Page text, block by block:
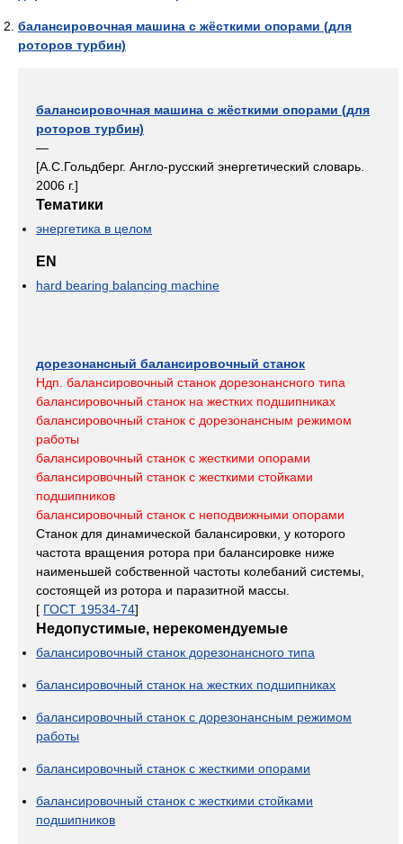
балансировочная машина с жёсткими опорами (для
роторов турбин)
балансировочная машина с жёсткими опорами (для
роторов турбин)
—
[А.С.Гольдберг. Англо-русский энергетический словарь.
2006 г.]
Тематики
энергетика в целом
EN
hard bearing balancing machine
дорезонансный балансировочный станок
Ндп. балансировочный станок дорезонансного типа
балансировочный станок на жестких подшипниках
балансировочный станок с дорезонансным режимом
работы
балансировочный станок с жесткими опорами
балансировочный станок с жесткими стойками
подшипников
балансировочный станок с неподвижными опорами
Станок для динамической балансировки, у которого
частота вращения ротора при балансировке ниже
наименьшей собственной частоты колебаний системы,
состоящей из ротора и паразитной массы.
[ ГОСТ 19534-74]
Недопустимые, нерекомендуемые
балансировочный станок дорезонансного типа
балансировочный станок на жестких подшипниках
балансировочный станок с дорезонансным режимом
работы
балансировочный станок с жесткими опорами
балансировочный станок с жесткими стойками
подшипников